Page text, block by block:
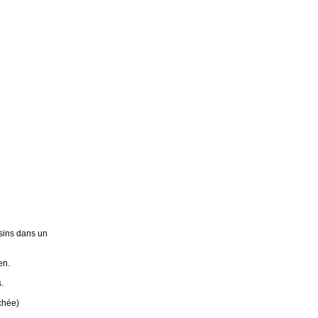
dans un